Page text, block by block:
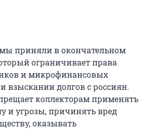
приняли в окончательном
ограничивает права
и микрофинансовых
взыскании долгов с россиян.
коллекторам применять
и угрозы, причинять вред
оказывать